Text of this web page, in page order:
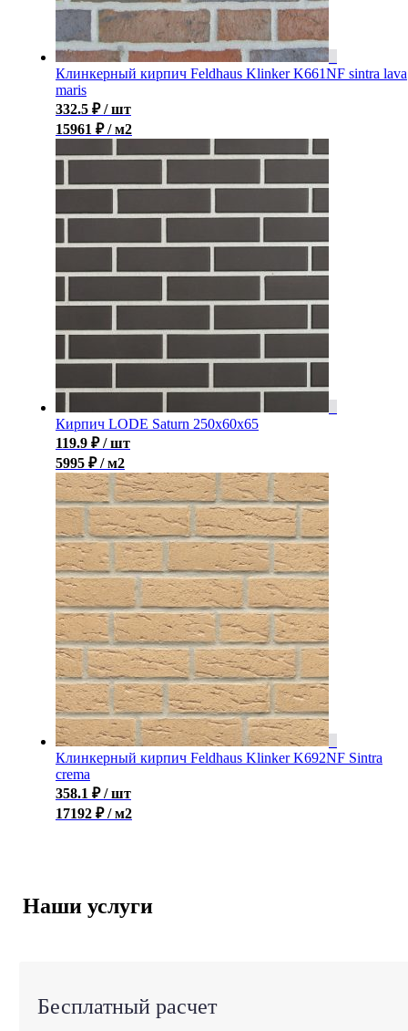
Клинкерный кирпич Feldhaus Klinker K661NF sintra lava
maris
332.5 ₽ / шт
15961 ₽ / м2
Кирпич LODE Saturn 250x60x65
119.9 ₽ / шт
5995 ₽ / м2
Клинкерный кирпич Feldhaus Klinker K692NF Sintra
crema
358.1 ₽ / шт
17192 ₽ / м2
Наши услуги
Бесплатный расчет